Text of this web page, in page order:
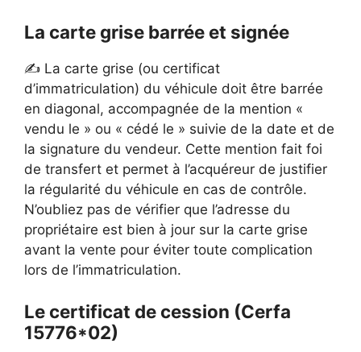
La carte grise barrée et signée
✍️ La carte grise (ou certificat
d’immatriculation) du véhicule doit être barrée
en diagonal, accompagnée de la mention «
vendu le » ou « cédé le » suivie de la date et de
la signature du vendeur. Cette mention fait foi
de transfert et permet à l’acquéreur de justifier
la régularité du véhicule en cas de contrôle.
N’oubliez pas de vérifier que l’adresse du
propriétaire est bien à jour sur la carte grise
avant la vente pour éviter toute complication
lors de l’immatriculation.
Le certificat de cession (Cerfa
15776*02)